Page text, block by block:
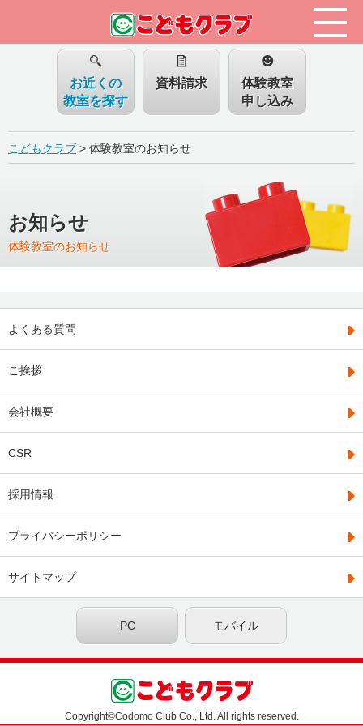
お近くの
教室を探す
資料請求
体験教室
申し込み
こどもクラブ> 体験教室のお知らせ
お知らせ
体験教室のお知らせ
よくある質問
ご挨拶
会社概要
CSR
採用情報
プライバシーポリシー
サイトマップ
Copyright©Codomo Club Co., Ltd. All rights reserved.
モバイル
PC